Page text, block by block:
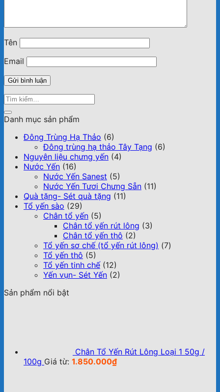
Tên
Email
Danh mục sản phẩm
Đông Trùng Hạ Thảo (6)
Đông trùng hạ thảo Tây Tạng (6)
Nguyên liệu chưng yến (4)
Nước Yến (16)
Nước Yến Sanest (5)
Nước Yến Tươi Chưng Sẵn (11)
Quà tặng- Sét quà tặng (11)
Tổ yến sào (29)
Chân tổ yến (5)
Chân tổ yến rút lông (3)
Chân tổ yến thô (2)
Tổ yến sơ chế (tổ yến rút lông) (7)
Tổ yến thô (5)
Tổ yến tinh chế (12)
Yến vụn- Sét Yến (2)
Sản phẩm nổi bật
Chân Tổ Yến Rút Lông Loại 1 50g /
100g Giá từ: 1.850.000₫